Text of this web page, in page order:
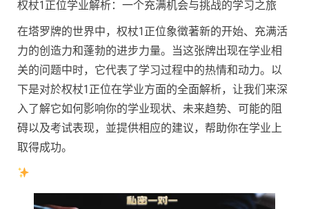
权杖1正位学业解析：一个充满机会与挑战的学习之旅
在塔罗牌的世界中，权杖1正位象徵著新的开始、充满活
力的创造力和蓬勃的进步力量。当这张牌出现在学业相
关的问题中时，它代表了学习过程中的热情和动力。以
下是对於权杖1正位在学业方面的全面解析，让我们来深
入了解它如何影响你的学业现状、未来趋势、可能的阻
碍以及考试表现，並提供相应的建议，帮助你在学业上
取得成功。